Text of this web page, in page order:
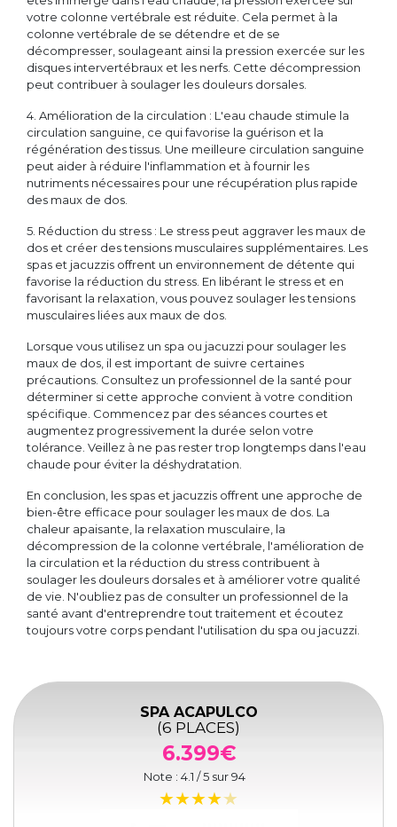
votre colonne vertébrale est réduite. Cela permet à la
colonne vertébrale de se détendre et de se
décompresser, soulageant ainsi la pression exercée sur les
disques intervertébraux et les nerfs. Cette décompression
peut contribuer à soulager les douleurs dorsales.
4. Amélioration de la circulation : L'eau chaude stimule la
circulation sanguine, ce qui favorise la guérison et la
régénération des tissus. Une meilleure circulation sanguine
peut aider à réduire l'inflammation et à fournir les
nutriments nécessaires pour une récupération plus rapide
des maux de dos.
5. Réduction du stress : Le stress peut aggraver les maux de
dos et créer des tensions musculaires supplémentaires. Les
spas et jacuzzis offrent un environnement de détente qui
favorise la réduction du stress. En libérant le stress et en
favorisant la relaxation, vous pouvez soulager les tensions
musculaires liées aux maux de dos.
Lorsque vous utilisez un spa ou jacuzzi pour soulager les
maux de dos, il est important de suivre certaines
précautions. Consultez un professionnel de la santé pour
déterminer si cette approche convient à votre condition
spécifique. Commencez par des séances courtes et
augmentez progressivement la durée selon votre
tolérance. Veillez à ne pas rester trop longtemps dans l'eau
chaude pour éviter la déshydratation.
En conclusion, les spas et jacuzzis offrent une approche de
bien-être efficace pour soulager les maux de dos. La
chaleur apaisante, la relaxation musculaire, la
décompression de la colonne vertébrale, l'amélioration de
la circulation et la réduction du stress contribuent à
soulager les douleurs dorsales et à améliorer votre qualité
de vie. N'oubliez pas de consulter un professionnel de la
santé avant d'entreprendre tout traitement et écoutez
toujours votre corps pendant l'utilisation du spa ou jacuzzi.
SPA ACAPULCO
(6 PLACES)
6.399€
Note : 4.1 / 5 sur94